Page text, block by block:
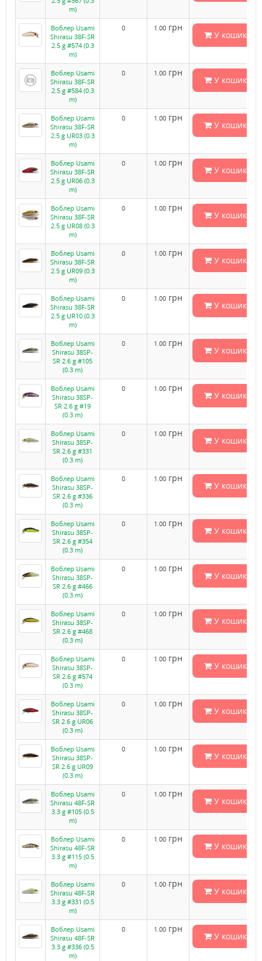
m)
Воблер Usami
Shirasu 38F-SR
2.5 g #574 (0.3
m)
0 1.00 грн
У кошик
Воблер Usami
Shirasu 38F-SR
2.5 g #584 (0.3
m)
0 1.00 грн
У кошик
Воблер Usami
Shirasu 38F-SR
2.5 g UR03 (0.3
m)
0 1.00 грн
У кошик
Воблер Usami
Shirasu 38F-SR
2.5 g UR06 (0.3
m)
0 1.00 грн
У кошик
Воблер Usami
Shirasu 38F-SR
2.5 g UR08 (0.3
m)
0 1.00 грн
У кошик
Воблер Usami
Shirasu 38F-SR
2.5 g UR09 (0.3
m)
0 1.00 грн
У кошик
Воблер Usami
Shirasu 38F-SR
2.5 g UR10 (0.3
m)
0 1.00 грн
У кошик
Воблер Usami
Shirasu 38SP-
SR 2.6 g #105
(0.3 m)
0 1.00 грн
У кошик
Воблер Usami
Shirasu 38SP-
SR 2.6 g #19
(0.3 m)
0 1.00 грн
У кошик
Воблер Usami
Shirasu 38SP-
SR 2.6 g #331
(0.3 m)
0 1.00 грн
У кошик
Воблер Usami
Shirasu 38SP-
SR 2.6 g #336
(0.3 m)
0 1.00 грн
У кошик
Воблер Usami
Shirasu 38SP-
SR 2.6 g #354
(0.3 m)
0 1.00 грн
У кошик
Воблер Usami
Shirasu 38SP-
SR 2.6 g #466
(0.3 m)
0 1.00 грн
У кошик
Воблер Usami
Shirasu 38SP-
SR 2.6 g #468
(0.3 m)
0 1.00 грн
У кошик
Воблер Usami
Shirasu 38SP-
SR 2.6 g #574
(0.3 m)
0 1.00 грн
У кошик
Воблер Usami
Shirasu 38SP-
SR 2.6 g UR06
(0.3 m)
0 1.00 грн
У кошик
Воблер Usami
Shirasu 38SP-
SR 2.6 g UR09
(0.3 m)
0 1.00 грн
У кошик
Воблер Usami
Shirasu 48F-SR
3.3 g #105 (0.5
m)
0 1.00 грн
У кошик
Воблер Usami
Shirasu 48F-SR
3.3 g #115 (0.5
m)
0 1.00 грн
У кошик
Воблер Usami
Shirasu 48F-SR
3.3 g #331 (0.5
m)
0 1.00 грн
У кошик
Воблер Usami
Shirasu 48F-SR
3.3 g #336 (0.5
m)
0 1.00 грн
У кошик